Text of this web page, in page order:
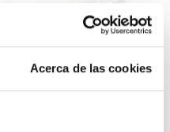
Acerca de las cookies